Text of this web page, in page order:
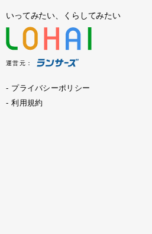
いってみたい、くらしてみたい
運営元：
プライバシーポリシー
利用規約